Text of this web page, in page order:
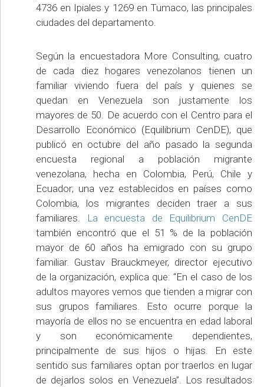
4736 en Ipiales y 1269 en Tumaco, las principales
ciudades del departamento.
Según la encuestadora More Consulting, cuatro
de cada diez hogares venezolanos tienen un
familiar viviendo fuera del país y quienes se
quedan en Venezuela son justamente los
mayores de 50. De acuerdo con el Centro para el
Desarrollo Económico (Equilibrium CenDE), que
publicó en octubre del año pasado la segunda
encuesta regional a población migrante
venezolana, hecha en Colombia, Perú, Chile y
Ecuador; una vez establecidos en países como
Colombia, los migrantes deciden traer a sus
familiares.
La encuesta de Equilibrium CenDE
también encontró que el 51 % de la población
mayor de 60 años ha emigrado con su grupo
familiar. Gustav Brauckmeyer, director ejecutivo
de la organización, explica que: “En el caso de los
adultos mayores vemos que tienden a migrar con
sus grupos familiares. Esto ocurre porque la
mayoría de ellos no se encuentra en edad laboral
y son económicamente dependientes,
principalmente de sus hijos o hijas. En este
sentido sus familiares optan por traerlos en lugar
de dejarlos solos en Venezuela”. Los resultados